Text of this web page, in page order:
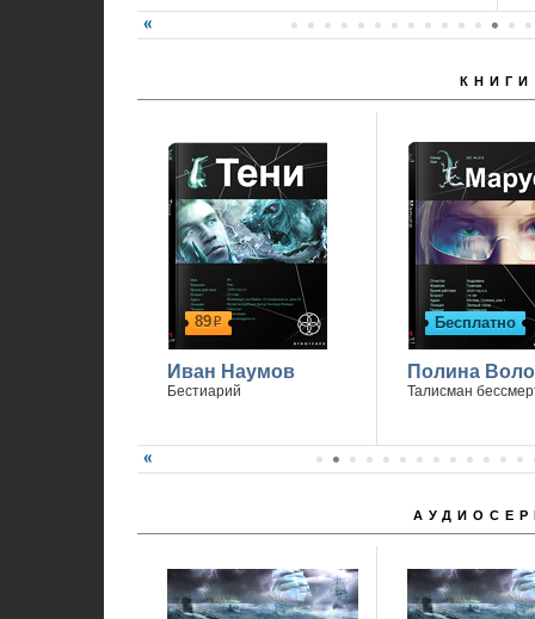
КНИГИ
89р
Иван Наумов
Бестиарий
Бесплатно
Полина
Талисман